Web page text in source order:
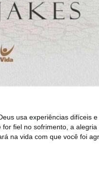
usa experiências difíceis
fiel no sofrimento, a alegria
na vida com que você foi